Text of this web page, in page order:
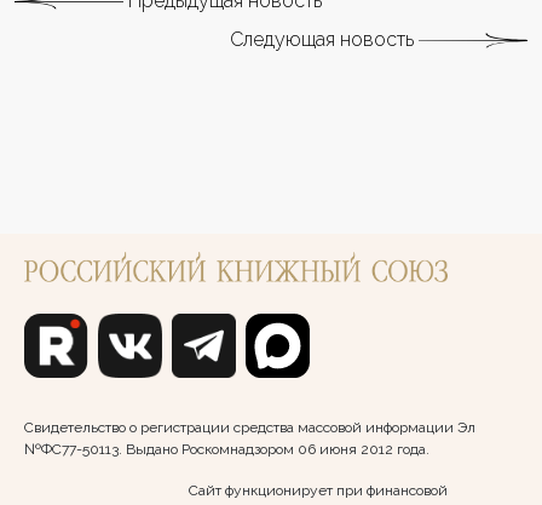
Следующая новость
Свидетельство о регистрации средства массовой информации Эл
№ФС77-50113. Выдано Роскомнадзором 06 июня 2012 года.
Сайт функционирует при финансовой